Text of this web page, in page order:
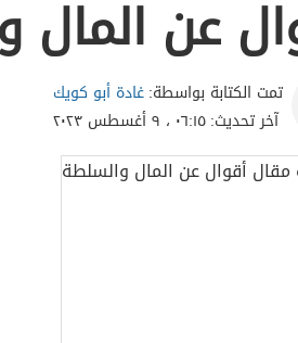
عن المال
تمت الكتابة بواسطة:غادة أبو كويك
آخر تحديث:٠٦:١٥ ، ٩ أغسطس ٢٠٢٣